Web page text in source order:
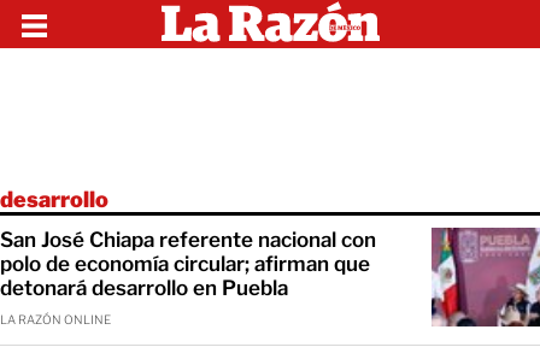
desarrollo
San José Chiapa referente nacional con
polo de economía circular; afirman que
detonará desarrollo en Puebla
LA RAZÓN ONLINE